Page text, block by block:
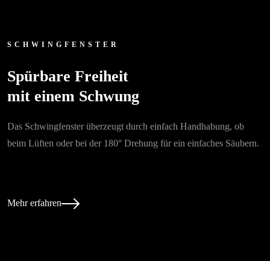
SCHWINGFENSTER
Spürbare Freiheit
mit einem Schwung
Das Schwingfenster überzeugt durch einfach Handhabung, ob
beim Lüften oder bei der 180° Drehung für ein einfaches Säubern.
Mehr erfahren